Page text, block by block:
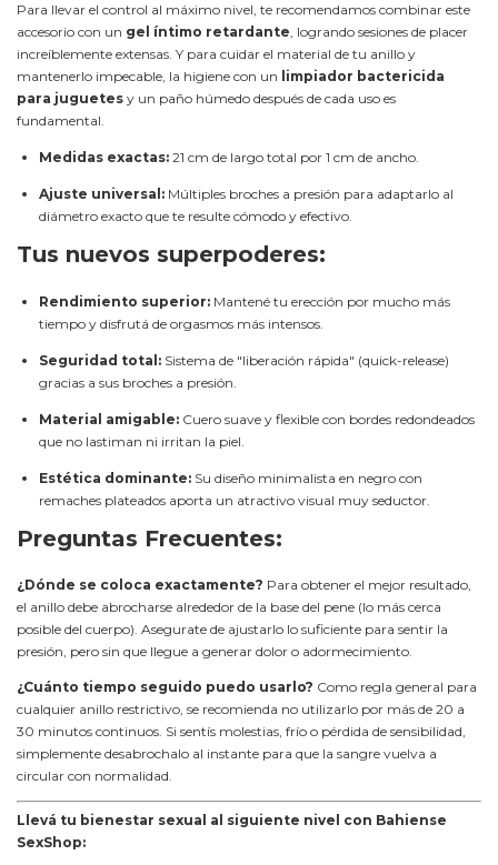
Para llevar el control al máximo nivel, te recomendamos combinar este
accesorio con un gel íntimo retardante, logrando sesiones de placer
increíblemente extensas. Y para cuidar el material de tu anillo y
mantenerlo impecable, la higiene con un limpiador bactericida
para juguetes y un paño húmedo después de cada uso es
fundamental.
Medidas exactas: 21 cm de largo total por 1 cm de ancho.
Ajuste universal: Múltiples broches a presión para adaptarlo al
diámetro exacto que te resulte cómodo y efectivo.
Tus nuevos superpoderes:
Rendimiento superior: Mantené tu erección por mucho más
tiempo y disfrutá de orgasmos más intensos.
Seguridad total: Sistema de "liberación rápida" (quick-release)
gracias a sus broches a presión.
Material amigable: Cuero suave y flexible con bordes redondeados
que no lastiman ni irritan la piel.
Estética dominante: Su diseño minimalista en negro con
remaches plateados aporta un atractivo visual muy seductor.
Preguntas Frecuentes:
¿Dónde se coloca exactamente? Para obtener el mejor resultado,
el anillo debe abrocharse alrededor de la base del pene (lo más cerca
posible del cuerpo). Asegurate de ajustarlo lo suficiente para sentir la
presión, pero sin que llegue a generar dolor o adormecimiento.
¿Cuánto tiempo seguido puedo usarlo? Como regla general para
cualquier anillo restrictivo, se recomienda no utilizarlo por más de 20 a
30 minutos continuos. Si sentís molestias, frío o pérdida de sensibilidad,
simplemente desabrochalo al instante para que la sangre vuelva a
circular con normalidad.
Llevá tu bienestar sexual al siguiente nivel con Bahiense
SexShop: